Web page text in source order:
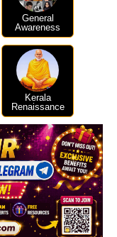
General
Awareness
Kerala
Renaissance